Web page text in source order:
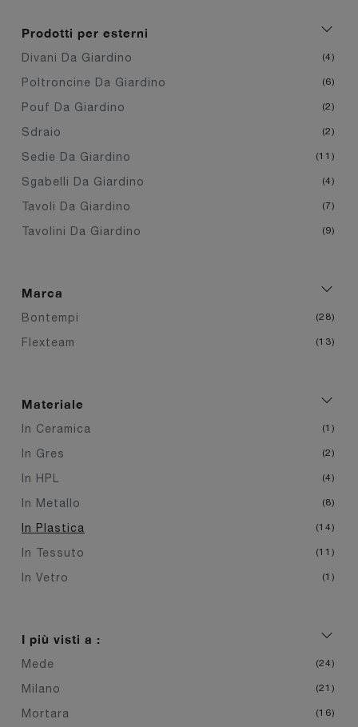
Prodotti per esterni
Divani Da Giardino 4
Poltroncine Da Giardino 6
Pouf Da Giardino 2
Sdraio 2
Sedie Da Giardino 11
Sgabelli Da Giardino 4
Tavoli Da Giardino 7
Tavolini Da Giardino 9
Marca
Bontempi 28
Flexteam 13
Materiale
In Ceramica 1
In Gres 2
In HPL 4
In Metallo 8
In Plastica 14
In Tessuto 11
In Vetro 1
I più visti a :
Mede 24
Milano 21
Mortara 16